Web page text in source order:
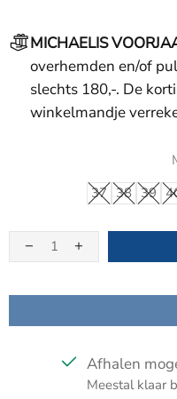
MICHAELIS
overhemden en/of
slechts 180,-. De
winkelmandje
37 38 39
Afhalen
Meestal klaar